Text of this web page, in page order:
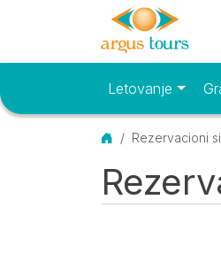
Osnovni meniLetovanje
Početna
Rezervacioni